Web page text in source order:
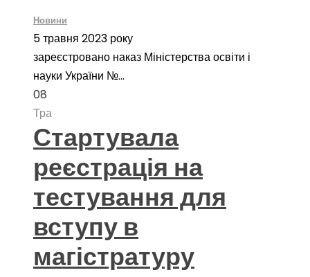
Новини
5 травня 2023 року
зареєстровано наказ Міністерства освіти і
науки України №...
08
Тра
Стартувала
реєстрація на
тестування для
вступу в
магістратуру